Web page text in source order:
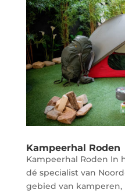
Kampeerhal Roden
Kampeerhal Roden In
dé specialist van
gebied van